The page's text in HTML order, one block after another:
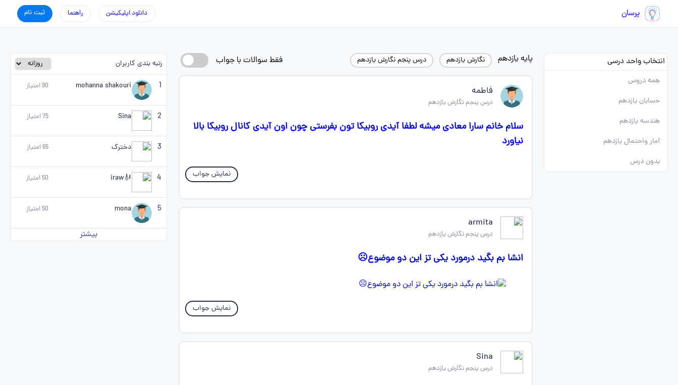
پرسان ثبت نام راهنما دانلود اپلیکیشن
انتخاب واحد درسی
همه دروس
حسابان یازدهم
هندسه یازدهم
آمار واحتمال یازدهم
بدون درس
پایه یازدهم نگارش یازدهم درس پنجم نگارش یازدهم فقط سوالات با جواب
فاطمه
درس پنجم نگارش یازدهم
سلام خانم سارا معادی میشه لطفا آیدی روبیکا تون بفرستی چون اون آیدی کانال روبیکا بالا
نیاورد
نمایش جواب
armita
درس پنجم نگارش یازدهم
انشا بم بگید درمورد یکی تز این دو موضوع☹️
نمایش جواب
Sina
درس پنجم نگارش یازدهم
رتبه بندی کاربران
1
mohanna shakouri
90امتیاز
2
Sina
75امتیاز
3 دخترک 65امتیاز
4
🎻iraw
50امتیاز
5
mona
50امتیاز
بیشتر